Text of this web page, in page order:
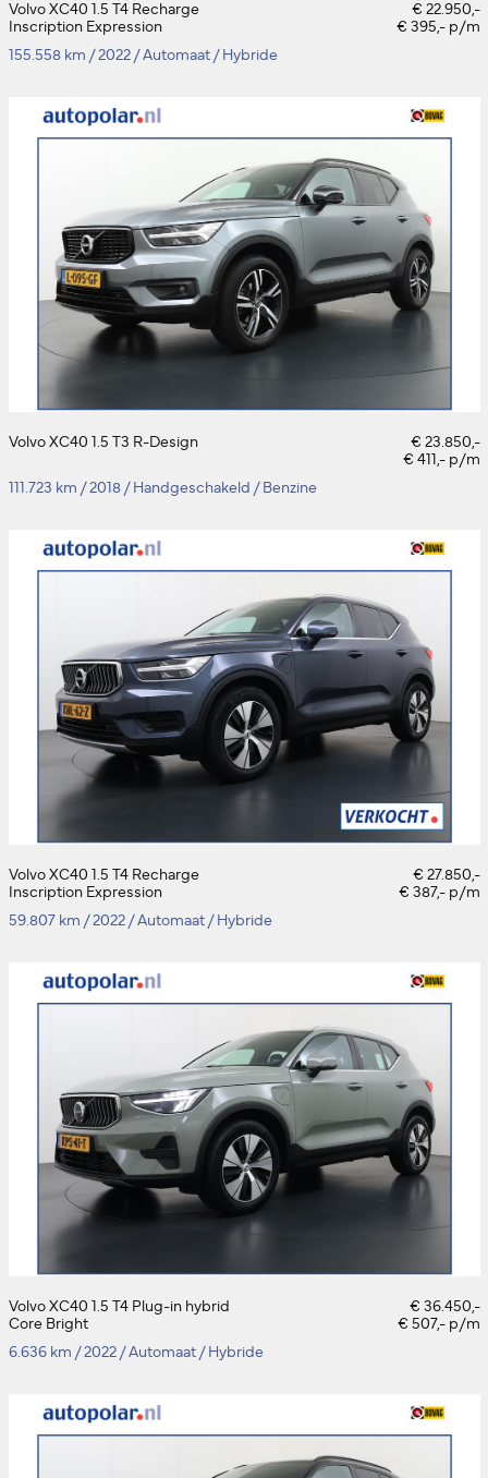
Volvo XC40 1.5 T4 Recharge
Inscription Expression
€ 22.950,-
€ 395,- p/m
155.558 km /2022 /Automaat /Hybride
Volvo XC40 1.5 T3 R-Design
€ 23.850,-
€ 411,- p/m
111.723 km /2018 /Handgeschakeld /Benzine
Volvo XC40 1.5 T4 Recharge
Inscription Expression
€ 27.850,-
€ 387,- p/m
59.807 km /2022 /Automaat /Hybride
Volvo XC40 1.5 T4 Plug-in hybrid
Core Bright
€ 36.450,-
€ 507,- p/m
6.636 km /2022 /Automaat /Hybride